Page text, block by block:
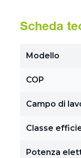
Scheda
Modello
COP
Campo di
Classe
Potenza